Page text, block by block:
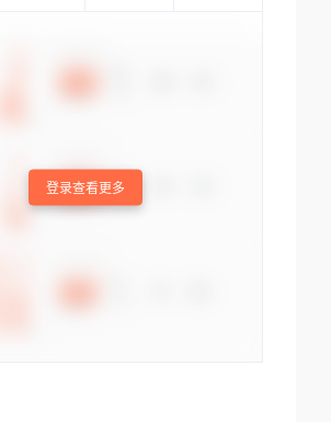
登录查看更多